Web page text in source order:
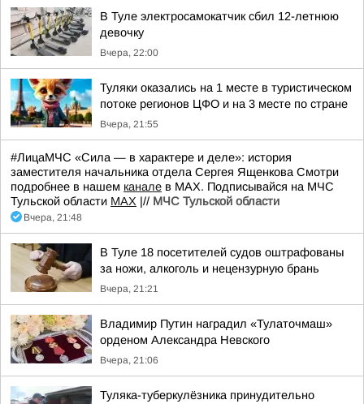
В Туле электросамокатчик сбил 12-летнюю
девочку
Вчера, 22:00
Туляки оказались на 1 месте в туристическом
потоке регионов ЦФО и на 3 месте по стране
Вчера, 21:55
#ЛицаМЧС «Сила — в характере и деле»: история
заместителя начальника отдела Сергея Ященкова Смотри
подробнее в нашем канале в МАХ. Подписывайся на МЧС
Тульской области MAX |// МЧС Тульской области
Вчера, 21:48
В Туле 18 посетителей судов оштрафованы
за ножи, алкоголь и нецензурную брань
Вчера, 21:21
Владимир Путин наградил «Тулаточмаш»
орденом Александра Невского
Вчера, 21:06
Туляка-туберкулёзника принудительно